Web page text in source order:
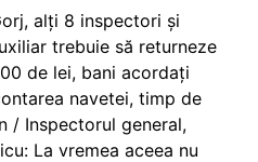
alți 8 inspectori și
trebuie să returneze
de lei, bani acordați
navetei, timp de
/ Inspectorul general,
La vremea aceea nu